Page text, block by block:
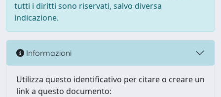
tutti i diritti sono riservati, salvo diversa
indicazione.
Informazioni
Utilizza questo identificativo per citare o creare un
link a questo documento: